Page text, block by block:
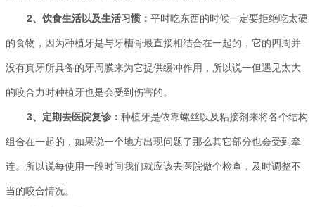
2、饮食生活以及生活习惯： 平时吃东西的时候一定要拒绝吃太硬
的食物，因为种植牙是与牙槽骨最直接相结合在一起的，它的四周并
没有真牙所具备的牙周膜来为它提供缓冲作用，所以说一但遇见太大
的咬合力时种植牙也是会受到伤害的。
3、定期去医院复诊： 种植牙是依靠螺丝以及粘接剂来将各个结构
组合在一起的，如果说一个地方出现问题了那么其它部分也会受到牵
连。所以说每使用一段时间我们就应该去医院做个检查，及时调整不
当的咬合情况。